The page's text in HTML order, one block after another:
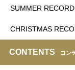
SUMMER RECORD
CHRISTMAS
CONTENTS コン